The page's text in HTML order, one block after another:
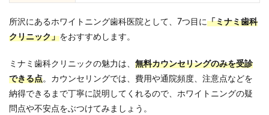
所沢にあるホワイトニング歯科医院として、7つ目に「ミナミ歯科
クリニック」をおすすめします。
ミナミ歯科クリニックの魅力は、 無料カウンセリングのみを受診
できる点。カウンセリングでは、費用や通院頻度、注意点などを
納得できるまで丁寧に説明してくれるので、ホワイトニングの疑
問点や不安点をぶつけてみましょう。